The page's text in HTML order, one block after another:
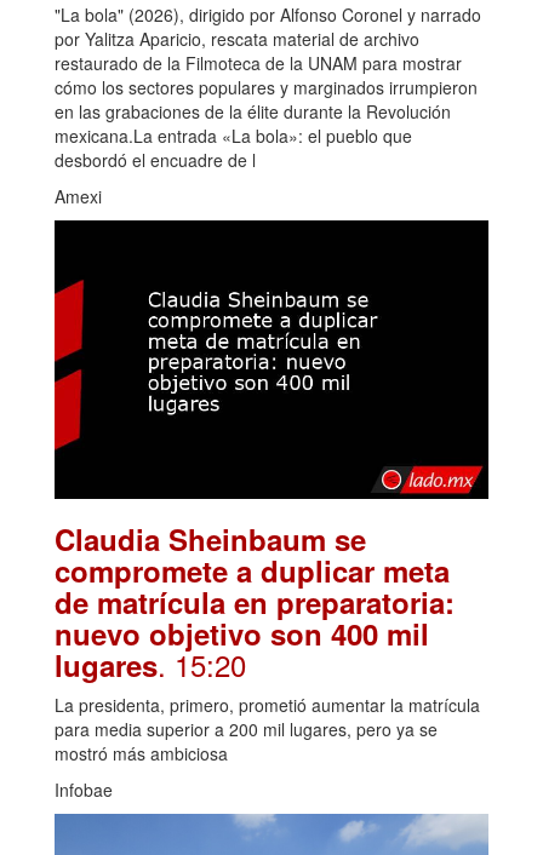
"La bola" (2026), dirigido por Alfonso Coronel y narrado
por Yalitza Aparicio, rescata material de archivo
restaurado de la Filmoteca de la UNAM para mostrar
cómo los sectores populares y marginados irrumpieron
en las grabaciones de la élite durante la Revolución
mexicana.La entrada «La bola»: el pueblo que
desbordó el encuadre de l
Amexi
Claudia Sheinbaum se
compromete a duplicar meta
de matrícula en preparatoria:
nuevo objetivo son 400 mil
lugares. 15:20
La presidenta, primero, prometió aumentar la matrícula
para media superior a 200 mil lugares, pero ya se
mostró más ambiciosa
Infobae